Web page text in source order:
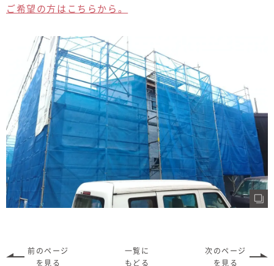
ご希望の方はこちらから。
前のページ
を見る
一覧に
もどる
次のページ
を見る